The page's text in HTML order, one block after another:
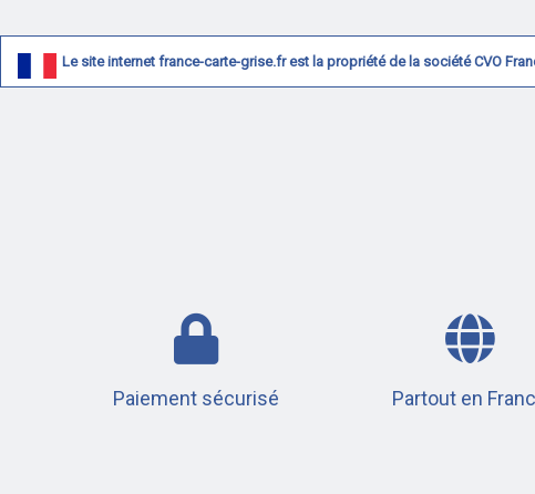
Le site internet france-carte-grise.fr est la propriété de la société CVO
Paiement sécurisé Partout en